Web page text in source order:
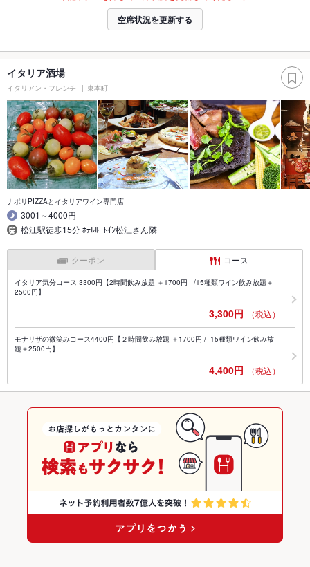
空席状況を更新する
イタリア酒場
イタリアン・フレンチ 東本町
ナポリPIZZAとイタリアワイン専門店
3001～4000円
松江駅徒歩15分 ﾎﾃﾙﾙｰﾄｲﾝ松江さん隣
クーポン コース
イタリア気分コース 3300円【2時間飲み放題 ＋1700円 /15種類ワイン飲み放題＋
2500円】
3,300円 （税込）
モナリザの微笑みコース4400円【２時間飲み放題 ＋1700円 / 15種類ワイン飲み放
題＋2500円】
4,400円 （税込）